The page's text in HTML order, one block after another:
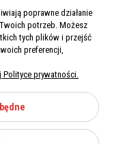
poprawne działanie
potrzeb. Możesz
tych plików i przejść
preferencji,
Polityce prywatności.